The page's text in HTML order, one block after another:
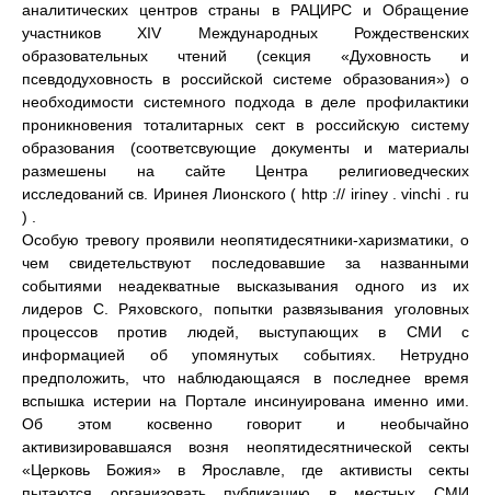
аналитических центров страны в РАЦИРС и Обращение
участников XIV Международных Рождественских
образовательных чтений (секция «Духовность и
псевдодуховность в российской системе образования») о
необходимости системного подхода в деле профилактики
проникновения тоталитарных сект в российскую систему
образования (соответсвующие документы и материалы
размешены на сайте Центра религиоведческих
исследований св. Иринея Лионского ( http :// iriney . vinchi . ru
) .
Особую тревогу проявили неопятидесятники-харизматики, о
чем свидетельствуют последовавшие за названными
событиями неадекватные высказывания одного из их
лидеров С. Ряховского, попытки развязывания уголовных
процессов против людей, выступающих в СМИ с
информацией об упомянутых событиях. Нетрудно
предположить, что наблюдающаяся в последнее время
вспышка истерии на Портале инсинуирована именно ими.
Об этом косвенно говорит и необычайно
активизировавшаяся возня неопятидесятнической секты
«Церковь Божия» в Ярославле, где активисты секты